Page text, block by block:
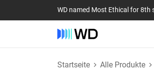
WD named Most Ethical for 8th
Startseite Alle Produkte